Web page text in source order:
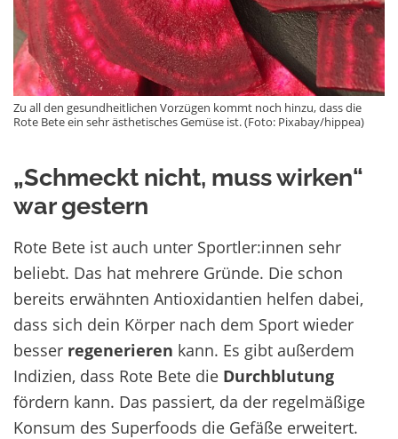
Zu all den gesundheitlichen Vorzügen kommt noch hinzu, dass die
Rote Bete ein sehr ästhetisches Gemüse ist. (Foto: Pixabay/hippea)
„Schmeckt nicht, muss wirken“
war gestern
Rote Bete ist auch unter Sportler:innen sehr
beliebt. Das hat mehrere Gründe. Die schon
bereits erwähnten Antioxidantien helfen dabei,
dass sich dein Körper nach dem Sport wieder
besser regenerieren kann. Es gibt außerdem
Indizien, dass Rote Bete die Durchblutung
fördern kann. Das passiert, da der regelmäßige
Konsum des Superfoods die Gefäße erweitert.